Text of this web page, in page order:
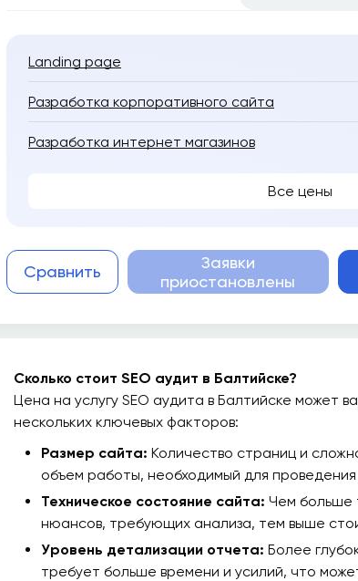
Landing page
Разработка корпоративного сайта
Разработка интернет магазинов
Все цены
Сравнить
Заявки
приостановлены
Сколько стоит SEO аудит в Балтийске?
Цена на услугу SEO аудита в Балтийске может
нескольких ключевых факторов:
Размер сайта: Количество страниц и
объем работы, необходимый для
Техническое состояние сайта: Чем больше
нюансов, требующих анализа, тем выше
Уровень детализации отчета: Более
требует больше времени и усилий, что